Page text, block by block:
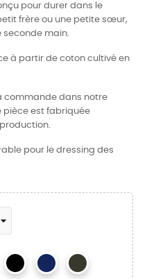
pour durer dans le
frère ou une petite sœur,
seconde main.
à partir de coton cultivé en
commande dans notre
pièce est fabriquée
pour le dressing des